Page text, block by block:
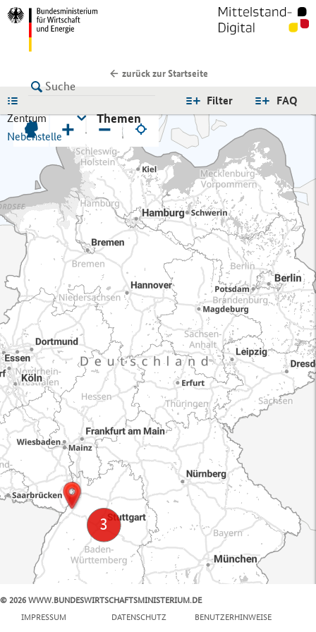
zurück zur Startseite
FAQ
Filter
Zentrum
Nebenstelle
Themen
+ −
© 2026 WWW.BUNDESWIRTSCHAFTSMINISTERIUM.DE
IMPRESSUM
DATENSCHUTZ BENUTZERHINWEISE